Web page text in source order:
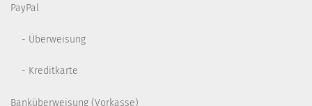
PayPal
- Überweisung
- Kreditkarte
Banküberweisung (Vorkasse)